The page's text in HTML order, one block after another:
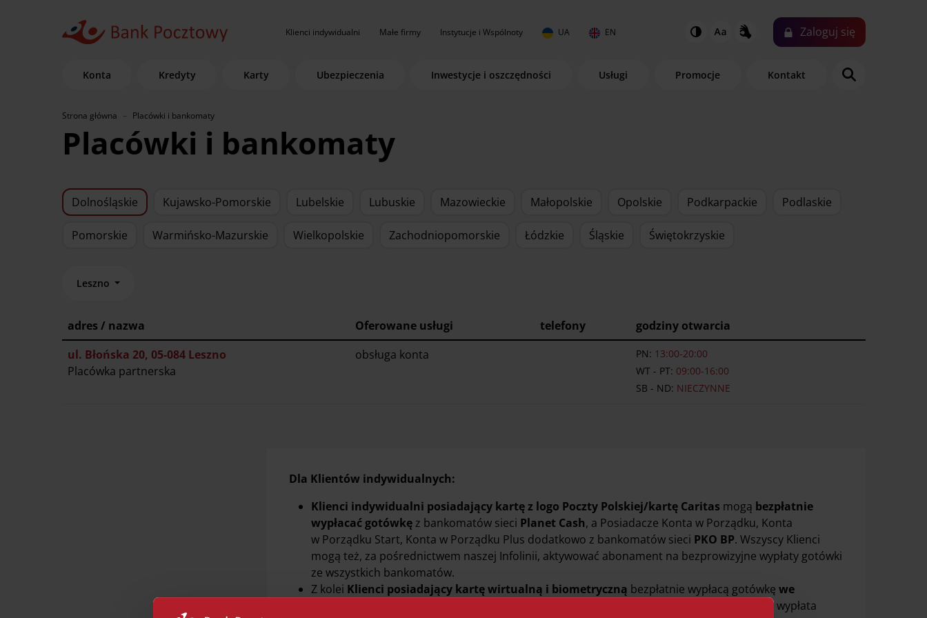
Klienci indywidualni Małe firmy Instytucje i Wspólnoty UA EN Zaloguj się
Konta Kredyty Karty Ubezpieczenia Inwestycje i oszczędności Usługi Promocje Kontakt
Strona główna Placówki i bankomaty
Placówki i bankomaty
Dolnośląskie Kujawsko-Pomorskie Lubelskie Lubuskie Mazowieckie Małopolskie Opolskie Podkarpackie Podlaskie
Pomorskie Warmińsko-Mazurskie Wielkopolskie Zachodniopomorskie Łódzkie Śląskie Świętokrzyskie
Leszno
adres / nazwa Oferowane usługi telefony
godziny otwarcia
ul. Błońska 20, 05-084 Leszno
Placówka partnerska
obsługa konta PN: 13:00-20:00
WT - PT: 09:00-16:00
SB - ND: NIECZYNNE
Dla Klientów indywidualnych:
Klienci indywidualni posiadający kartę z logo Poczty Polskiej/kartę Caritas mogą bezpłatnie
wypłacać gotówkęz bankomatów sieci Planet Cash, a Posiadacze Konta w Porządku, Konta
w Porządku Start, Konta w Porządku Plus dodatkowo z bankomatów sieci PKO BP. Wszyscy Klienci
mogą też, za pośrednictwem naszej Infolinii, aktywować abonament na bezprowizyjne wypłaty gotówki
ze wszystkich bankomatów.
Z kolei Klienci posiadający kartę wirtualną i biometryczną bezpłatnie wypłacą gotówkę we
, przy czym w przypadku karty wirtualnej wypłata